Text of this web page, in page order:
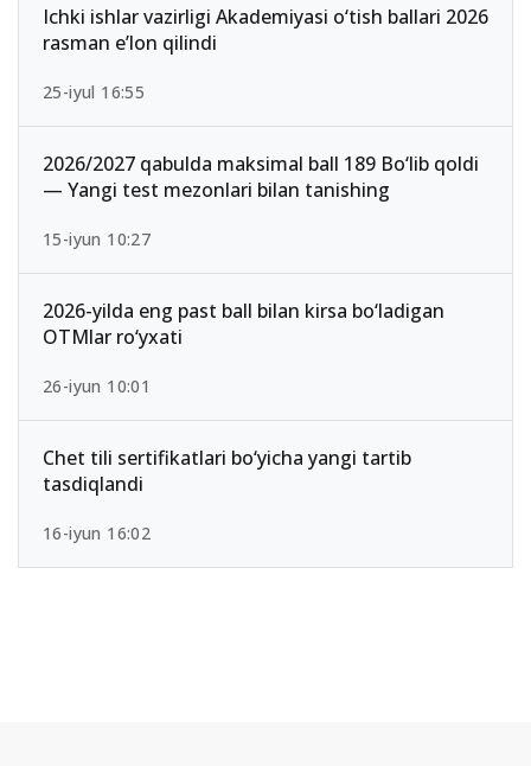
Ichki ishlar vazirligi Akademiyasi o‘tish ballari 2026
rasman e’lon qilindi
25-iyul 16:55
2026/2027 qabulda maksimal ball 189 Bo‘lib qoldi
— Yangi test mezonlari bilan tanishing
15-iyun 10:27
2026-yilda eng past ball bilan kirsa bo‘ladigan
OTMlar ro‘yxati
26-iyun 10:01
Chet tili sertifikatlari bo‘yicha yangi tartib
tasdiqlandi
16-iyun 16:02